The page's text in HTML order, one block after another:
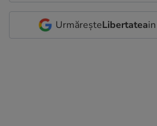
UrmăreșteLibertatea